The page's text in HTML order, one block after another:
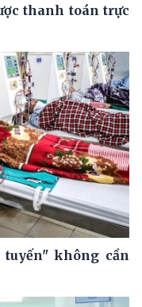
thanh toán trực
không cần